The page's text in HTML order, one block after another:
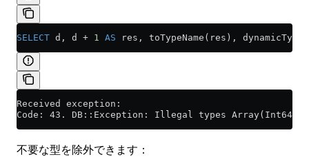
SELECT d, d + 1 AS res, toTypeName(res),
Received exception:
Code: 43. DB::Exception: Illegal types Array(Int64)
不要な型を除外できます：